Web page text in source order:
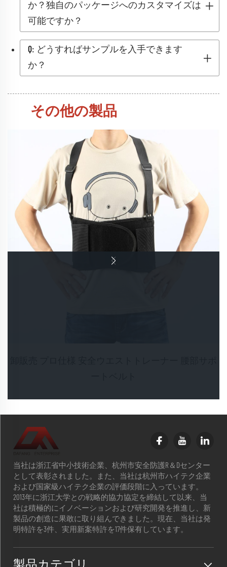
か？独自のパッケージへのカスタマイズは
可能ですか？
Q: どうすればサンプルを入手できます
か？
その他の製品
当社は浙江省中小技術企業、杭州市安全防護R＆Dセンター
として表彰されました。また、当社は杭州市ハイテク企業
および国家級ハイテク企業の評価段階に入っています。
2013年に浙江大学との戦略的協力協定を締結して以来、当
社は積極的にイノベーションおよび研究開発を推進し、新
製品の創造に果敢に取り組んできました。現在、当社は発
明特許を3件、実用新案特許を17件保有しています。